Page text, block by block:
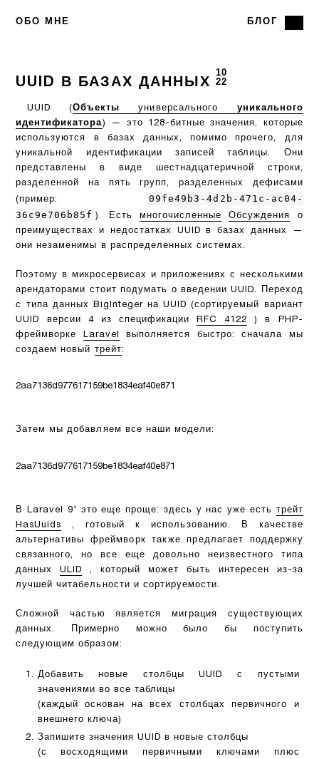
ОБО МНЕ БЛОГ
UUID В БАЗАХ ДАННЫХ
10
22
UUID (Объекты универсального уникального
идентификатора) — это 128-битные значения, которые
используются в базах данных, помимо прочего, для
уникальной идентификации записей таблицы. Они
представлены в виде шестнадцатеричной строки,
разделенной на пять групп, разделенных дефисами
(пример:
09fe49b3-4d2b-471c-ac04-
36c9e706b85f ). Есть многочисленные Обсуждения
о
преимуществах и недостатках UUID в базах данных —
они незаменимы в распределенных системах.
Поэтому в микросервисах и приложениях с несколькими
арендаторами стоит подумать о введении UUID. Переход
с типа данных BigInteger на UUID (сортируемый вариант
UUID версии 4 из спецификацииRFC 4122 ) в PHP-
фреймворке Laravel
выполняется быстро: сначала мы
создаем новый трейт:
2aa7136d977617159be1834eaf40e871
Затем мы добавляем все наши модели:
2aa7136d977617159be1834eaf40e871
В Laravel 9⁺ это еще проще: здесь у нас уже есть трейт
HasUuids
, готовый к использованию. В качестве
альтернативы фреймворк также предлагает поддержку
связанного, но все еще довольно неизвестного типа
данныхULID
, который может быть интересен из-за
лучшей читабельности и сортируемости.
Сложной частью является миграция существующих
данных. Примерно можно было бы поступить
следующим образом:
Добавить новые столбцы UUID с пустыми
значениями во все таблицы
(каждый основан на всех столбцах первичного и
внешнего ключа)
Запишите значения UUID в новые столбцы
(с восходящими первичными ключами плюс